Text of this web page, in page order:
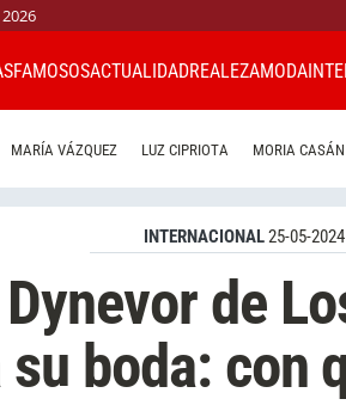
2026
FAMOSOSACTUALIDADREALEZAMODA
MARÍA VÁZQUEZ LUZ CIPRIOTA MORIA CASÁN
INTERNACIONAL25-05-
de
boda: con